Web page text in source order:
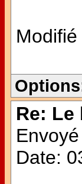
Re: Le
Date: